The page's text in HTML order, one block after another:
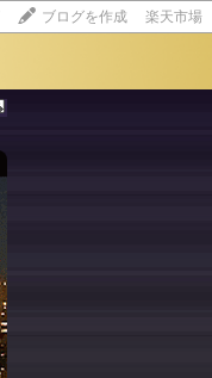
ブログを作成 楽天市場